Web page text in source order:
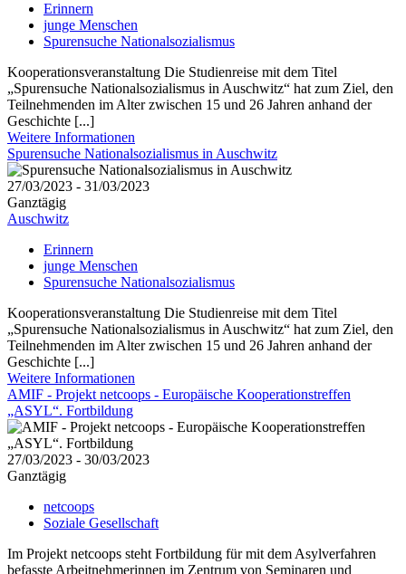
Erinnern
junge Menschen
Spurensuche Nationalsozialismus
Kooperationsveranstaltung Die Studienreise mit dem Titel
„Spurensuche Nationalsozialismus in Auschwitz“ hat zum Ziel, den
Teilnehmenden im Alter zwischen 15 und 26 Jahren anhand der
Geschichte [...]
Weitere Informationen
Spurensuche Nationalsozialismus in Auschwitz
27/03/2023 - 31/03/2023
Ganztägig
Auschwitz
Erinnern
junge Menschen
Spurensuche Nationalsozialismus
Kooperationsveranstaltung Die Studienreise mit dem Titel
„Spurensuche Nationalsozialismus in Auschwitz“ hat zum Ziel, den
Teilnehmenden im Alter zwischen 15 und 26 Jahren anhand der
Geschichte [...]
Weitere Informationen
AMIF - Projekt netcoops - Europäische Kooperationstreffen
„ASYL“. Fortbildung
27/03/2023 - 30/03/2023
Ganztägig
netcoops
Soziale Gesellschaft
Im Projekt netcoops steht Fortbildung für mit dem Asylverfahren
befasste Arbeitnehmerinnen im Zentrum von Seminaren und